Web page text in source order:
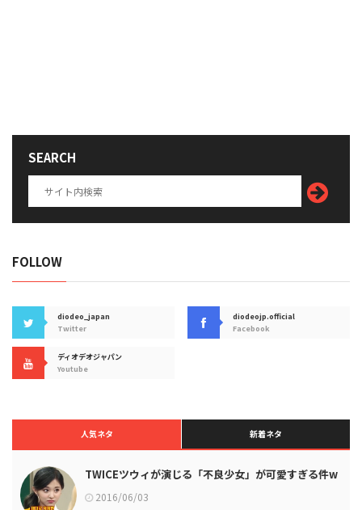
SEARCH
FOLLOW
diodeo_japan
Twitter
diodeojp.official
Facebook
ディオデオジャパン
Youtube
人気ネタ 新着ネタ
TWICEツウィが演じる「不良少女」が可愛すぎる件w
2016/06/03